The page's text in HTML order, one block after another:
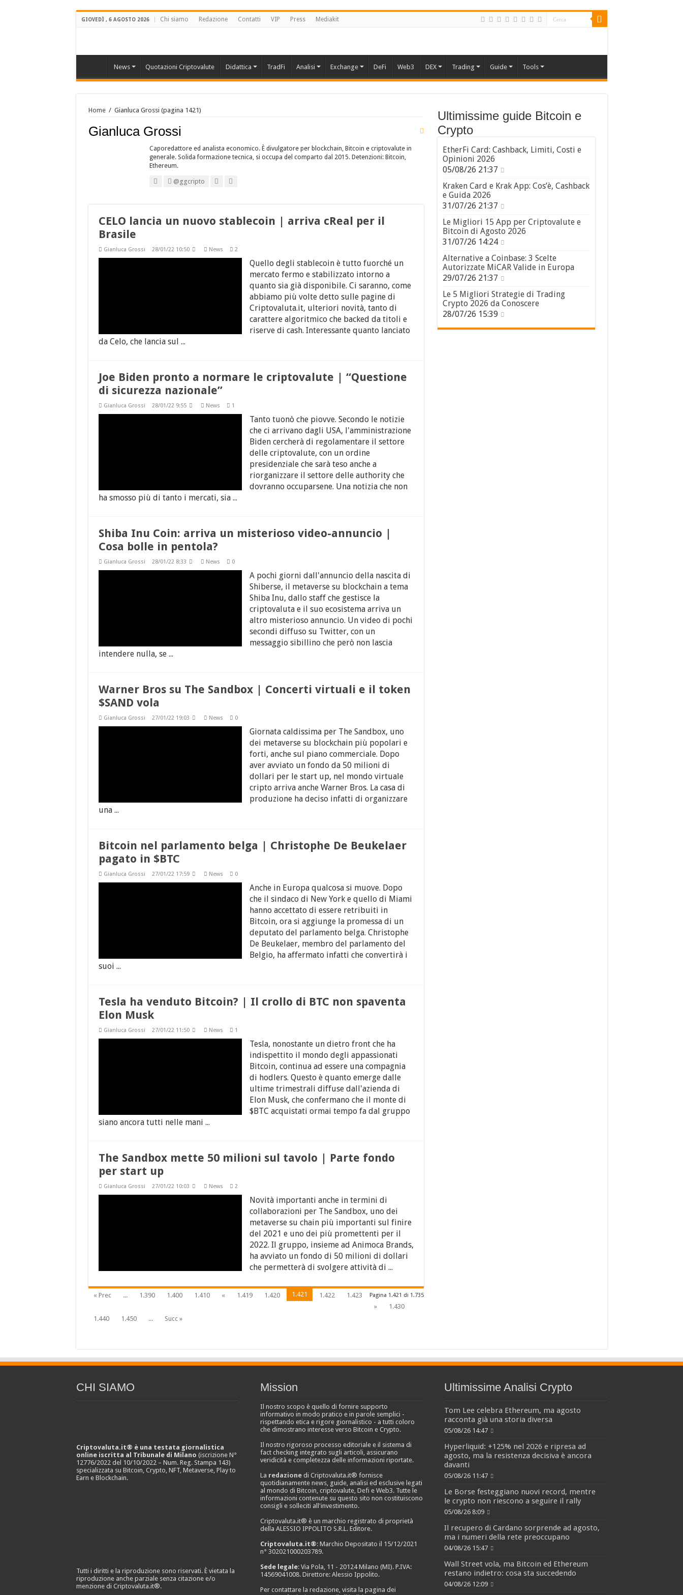
GIOVEDÌ , 6 AGOSTO 2026 Chi siamo Redazione Contatti VIP Press Mediakit
News Quotazioni Criptovalute Didattica TradFi Analisi Exchange DeFi Web3 DEX Trading Guide Tools
Home / Gianluca Grossi (pagina 1421)
Gianluca Grossi
Caporedattore ed analista economico. È divulgatore per blockchain, Bitcoin e criptovalute in
generale. Solida formazione tecnica, si occupa del comparto dal 2015. Detenzioni: Bitcoin,
Ethereum.
@ggcripto
CELO lancia un nuovo stablecoin | arriva cReal per il
Brasile
Gianluca Grossi 28/01/22 10:50 News 2
Quello degli stablecoin è tutto fuorché un
mercato fermo e stabilizzato intorno a
quanto sia già disponibile. Ci saranno, come
abbiamo più volte detto sulle pagine di
Criptovaluta.it, ulteriori novità, tanto di
carattere algoritmico che backed da titoli e
riserve di cash. Interessante quanto lanciato
da Celo, che lancia sul ...
Joe Biden pronto a normare le criptovalute | “Questione
di sicurezza nazionale”
Gianluca Grossi 28/01/22 9:55 News 1
Tanto tuonò che piovve. Secondo le notizie
che ci arrivano dagli USA, l'amministrazione
Biden cercherà di regolamentare il settore
delle criptovalute, con un ordine
presidenziale che sarà teso anche a
riorganizzare il settore delle authority che
dovranno occuparsene. Una notizia che non
ha smosso più di tanto i mercati, sia ...
Shiba Inu Coin: arriva un misterioso video-annuncio |
Cosa bolle in pentola?
Gianluca Grossi 28/01/22 8:33 News 0
A pochi giorni dall'annuncio della nascita di
Shiberse, il metaverse su blockchain a tema
Shiba Inu, dallo staff che gestisce la
criptovaluta e il suo ecosistema arriva un
altro misterioso annuncio. Un video di pochi
secondi diffuso su Twitter, con un
messaggio sibillino che però non lascia
intendere nulla, se ...
Warner Bros su The Sandbox | Concerti virtuali e il token
$SAND vola
Gianluca Grossi 27/01/22 19:03 News 0
Giornata caldissima per The Sandbox, uno
dei metaverse su blockchain più popolari e
forti, anche sul piano commerciale. Dopo
aver avviato un fondo da 50 milioni di
dollari per le start up, nel mondo virtuale
cripto arriva anche Warner Bros. La casa di
produzione ha deciso infatti di organizzare
una ...
Bitcoin nel parlamento belga | Christophe De Beukelaer
pagato in $BTC
Gianluca Grossi 27/01/22 17:59 News 0
Anche in Europa qualcosa si muove. Dopo
che il sindaco di New York e quello di Miami
hanno accettato di essere retribuiti in
Bitcoin, ora si aggiunge la promessa di un
deputato del parlamento belga. Christophe
De Beukelaer, membro del parlamento del
Belgio, ha affermato infatti che convertirà i
suoi ...
Tesla ha venduto Bitcoin? | Il crollo di BTC non spaventa
Elon Musk
Gianluca Grossi 27/01/22 11:50 News 1
Tesla, nonostante un dietro front che ha
indispettito il mondo degli appassionati
Bitcoin, continua ad essere una compagnia
di hodlers. Questo è quanto emerge dalle
ultime trimestrali diffuse dall'azienda di
Elon Musk, che confermano che il monte di
$BTC acquistati ormai tempo fa dal gruppo
siano ancora tutti nelle mani ...
The Sandbox mette 50 milioni sul tavolo | Parte fondo
per start up
Gianluca Grossi 27/01/22 10:03 News 2
Novità importanti anche in termini di
collaborazioni per The Sandbox, uno dei
metaverse su chain più importanti sul finire
del 2021 e uno dei più promettenti per il
2022. Il gruppo, insieme ad Animoca Brands,
ha avviato un fondo di 50 milioni di dollari
che permetterà di svolgere attività di ...
Pagina 1.421 di 1.735
« Prec ... 1.390 1.400 1.410 « 1.419 1.420 1.421 1.422
1.423
»
1.430
1.440
1.450 ... Succ »
Ultimissime guide Bitcoin e
Crypto
EtherFi Card: Cashback, Limiti, Costi e
Opinioni 2026
05/08/26 21:37
Kraken Card e Krak App: Cos’è, Cashback
e Guida 2026
31/07/26 21:37
Le Migliori 15 App per Criptovalute e
Bitcoin di Agosto 2026
31/07/26 14:24
Alternative a Coinbase: 3 Scelte
Autorizzate MiCAR Valide in Europa
29/07/26 21:37
Le 5 Migliori Strategie di Trading
Crypto 2026 da Conoscere
28/07/26 15:39
CHI SIAMO
Criptovaluta.it® è una testata giornalistica
online iscritta al Tribunale di Milano (iscrizione N°
12776/2022 del 10/10/2022 – Num. Reg. Stampa 143)
specializzata su Bitcoin, Crypto, NFT, Metaverse, Play to
Earn e Blockchain.
Tutti i diritti e la riproduzione sono riservati. È vietata la
riproduzione anche parziale senza citazione e/o
menzione di Criptovaluta.it®.
Mission
Il nostro scopo è quello di fornire supporto
informativo in modo pratico e in parole semplici -
rispettando etica e rigore giornalistico - a tutti coloro
che dimostrano interesse verso Bitcoin e Crypto.
Il nostro rigoroso processo editoriale e il sistema di
fact checking integrato sugli articoli, assicurano
veridicità e completezza delle informazioni riportate.
La redazionedi Criptovaluta.it® fornisce
quotidianamente news, guide, analisi ed esclusive legati
al mondo di Bitcoin, criptovalute, Defi e Web3. Tutte le
informazioni contenute su questo sito non costituiscono
consigli e solleciti all'investimento.
Criptovaluta.it® è un marchio registrato di proprietà
della ALESSIO IPPOLITO S.R.L. Editore.
Criptovaluta.it®: Marchio Depositato il 15/12/2021
n° 302021000203789.
Sede legale: Via Pola, 11 - 20124 Milano (MI). P.IVA:
14569041008. Direttore: Alessio Ippolito.
Per contattare la redazione, visita la pagina dei
Ultimissime Analisi Crypto
Tom Lee celebra Ethereum, ma agosto
racconta già una storia diversa
05/08/26 14:47
Hyperliquid: +125% nel 2026 e ripresa ad
agosto, ma la resistenza decisiva è ancora
davanti
05/08/26 11:47
Le Borse festeggiano nuovi record, mentre
le crypto non riescono a seguire il rally
05/08/26 8:09
Il recupero di Cardano sorprende ad agosto,
ma i numeri della rete preoccupano
04/08/26 15:47
Wall Street vola, ma Bitcoin ed Ethereum
restano indietro: cosa sta succedendo
04/08/26 12:09